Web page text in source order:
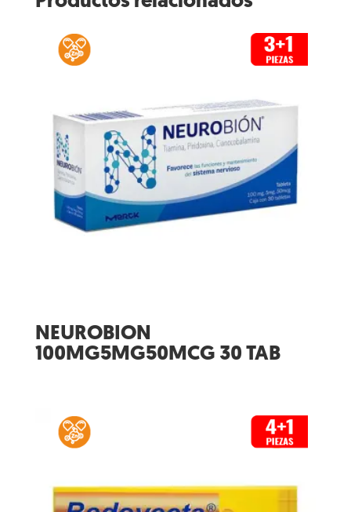
NEUROBION
100MG5MG50MCG 30 TAB